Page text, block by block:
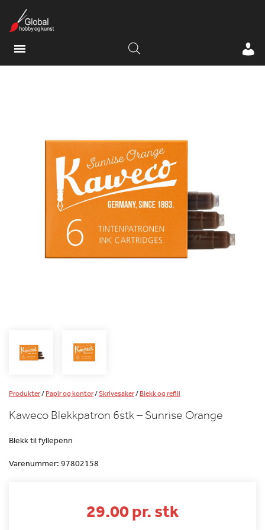
Produkter/Papir og kontor/Skrivesaker/Blekk og refill
Kaweco Blekkpatron 6stk – Sunrise Orange
Blekk til fyllepenn
Varenummer: 97802158
29.00 pr. stk